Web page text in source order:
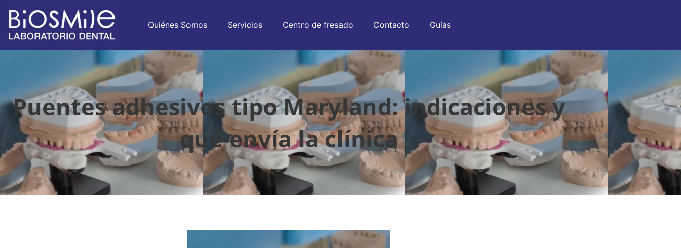
Quiénes Somos Servicios Centro de fresado Contacto Guías
Puentes adhesivos tipo Maryland: indicaciones y
qué envía la clínica